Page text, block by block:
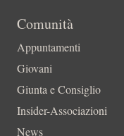
Comunità
Appuntamenti
Giovani
Giunta e Consiglio
Insider-Associazioni
News